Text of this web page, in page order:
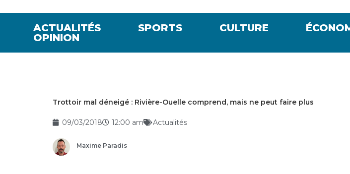
ACTUALITÉS SPORTS CULTURE
OPINION
Trottoir mal déneigé : Rivière-Ouelle comprend, mais ne peut faire plus
09/03/2018 12:00 am Actualités
Maxime Paradis